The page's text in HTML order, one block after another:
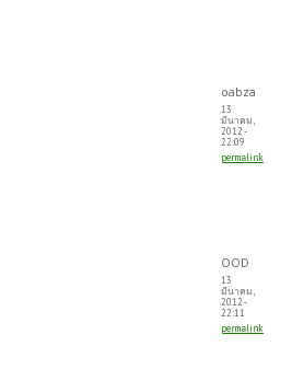
oabza
13
มีนาคม,
2012 -
22:09
permalink
OOD
13
มีนาคม,
2012 -
22:11
permalink